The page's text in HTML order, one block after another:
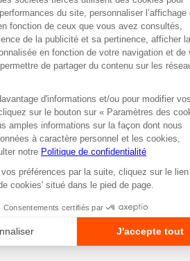
Tous droits réservés © Autobacs